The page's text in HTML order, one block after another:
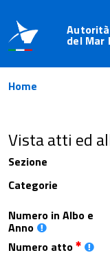
del Mar
Home
Vista atti ed
Sezione
Categorie
Numero in Albo e
Anno
Numero atto